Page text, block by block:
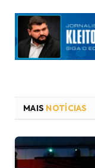
MAIS NOTÍCIAS